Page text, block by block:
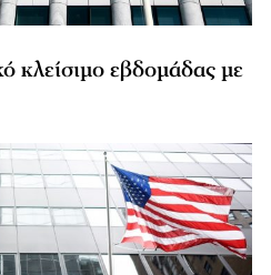
κλείσιμο εβδομάδας με